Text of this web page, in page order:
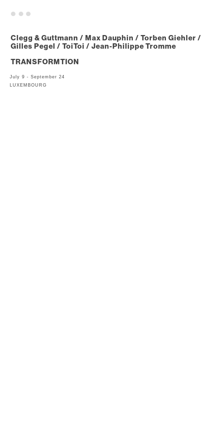
Clegg & Guttmann / Max Dauphin / Torben Giehler /
Gilles Pegel / ToiToi / Jean-Philippe Tromme
TRANSFORMTION
July 9 - September 24
LUXEMBOURG